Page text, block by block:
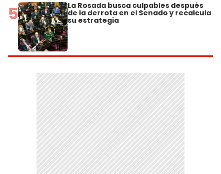
5 La Rosada busca culpables después
de la derrota en el Senado y recalcula
su estrategia